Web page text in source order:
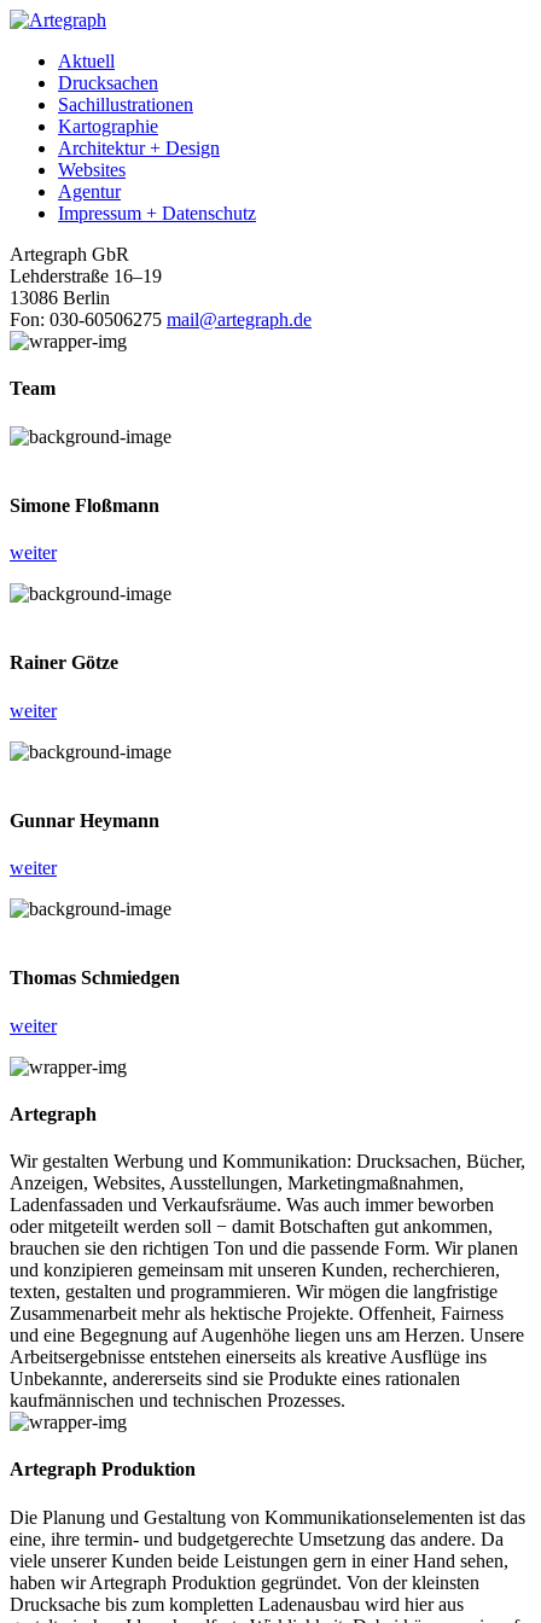
Aktuell
Drucksachen
Sachillustrationen
Kartographie
Architektur + Design
Websites
Agentur
Impressum + Datenschutz
Artegraph GbR
Lehderstraße 16–19
13086 Berlin
Fon: 030-60506275 mail@artegraph.de
Team
Simone Floßmann
weiter
Rainer Götze
weiter
Gunnar Heymann
weiter
Thomas Schmiedgen
weiter
Artegraph
Wir gestalten Werbung und Kommunikation: Drucksachen, Bücher,
Anzeigen, Websites, Ausstellungen, Marketingmaßnahmen,
Ladenfassaden und Verkaufsräume. Was auch immer beworben
oder mitgeteilt werden soll − damit Botschaften gut ankommen,
brauchen sie den richtigen Ton und die passende Form. Wir planen
und konzipieren gemeinsam mit unseren Kunden, recherchieren,
texten, gestalten und programmieren. Wir mögen die langfristige
Zusammenarbeit mehr als hektische Projekte. Offenheit, Fairness
und eine Begegnung auf Augenhöhe liegen uns am Herzen. Unsere
Arbeitsergebnisse entstehen einerseits als kreative Ausflüge ins
Unbekannte, andererseits sind sie Produkte eines rationalen
kaufmännischen und technischen Prozesses.
Artegraph Produktion
Die Planung und Gestaltung von Kommunikationselementen ist das
eine, ihre termin- und budgetgerechte Umsetzung das andere. Da
viele unserer Kunden beide Leistungen gern in einer Hand sehen,
haben wir Artegraph Produktion gegründet. Von der kleinsten
Drucksache bis zum kompletten Ladenausbau wird hier aus